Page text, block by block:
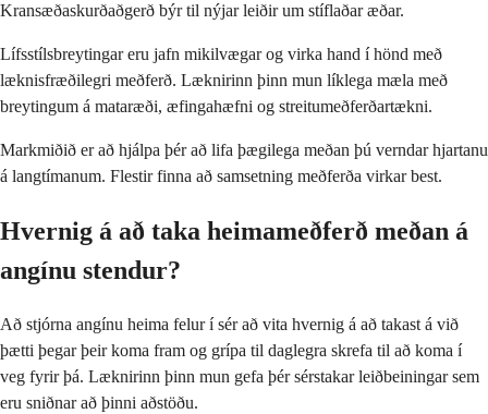
Kransæðaskurðaðgerð býr til nýjar leiðir um stíflaðar æðar.
Lífsstílsbreytingar eru jafn mikilvægar og virka hand í hönd með
læknisfræðilegri meðferð. Læknirinn þinn mun líklega mæla með
breytingum á mataræði, æfingahæfni og streitumeðferðartækni.
Markmiðið er að hjálpa þér að lifa þægilega meðan þú verndar hjartanu
á langtímanum. Flestir finna að samsetning meðferða virkar best.
Hvernig á að taka heimameðferð meðan á
angínu stendur?
Að stjórna angínu heima felur í sér að vita hvernig á að takast á við
þætti þegar þeir koma fram og grípa til daglegra skrefa til að koma í
veg fyrir þá. Læknirinn þinn mun gefa þér sérstakar leiðbeiningar sem
eru sniðnar að þinni aðstöðu.